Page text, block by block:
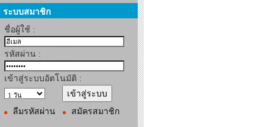
ระบบสมาชิก
ชื่อผู้ใช้ :
รหัสผ่าน :
เข้าสู่ระบบอัตโนมัติ :
ลืมรหัสผ่าน สมัครสมาชิก